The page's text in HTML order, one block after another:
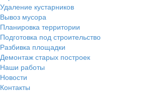
Удаление кустарников
Вывоз мусора
Планировка территории
Подготовка под строительство
Разбивка площадки
Демонтаж старых построек
Наши работы
Новости
Контакты